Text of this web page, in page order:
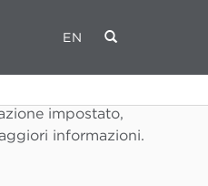
EN
impostato,
informazioni.